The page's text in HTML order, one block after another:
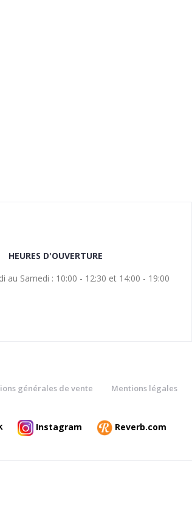
HEURES D'OUVERTURE
au Samedi : 10:00 - 12:30 et 14:00 - 19:00
générales de vente Mentions légales
Instagram Reverb.com